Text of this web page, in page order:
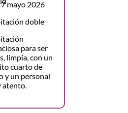
7 mayo 2026
doble
para ser
limpia, con un
cuarto de
y un personal
atento.